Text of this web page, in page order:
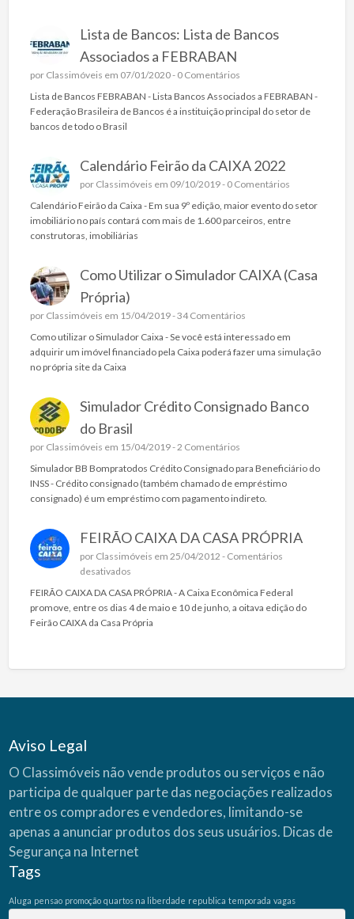
Lista de Bancos: Lista de Bancos
Associados a FEBRABAN
por Classimóveis em 07/01/2020 - 0 Comentários
Lista de Bancos FEBRABAN - Lista Bancos Associados a FEBRABAN -
Federação Brasileira de Bancos é a instituição principal do setor de
bancos de todo o Brasil
Calendário Feirão da CAIXA 2022
por Classimóveis em 09/10/2019 - 0 Comentários
Calendário Feirão da Caixa - Em sua 9º edição, maior evento do setor
imobiliário no país contará com mais de 1.600 parceiros, entre
construtoras, imobiliárias
Como Utilizar o Simulador CAIXA (Casa
Própria)
por Classimóveis em 15/04/2019 -34 Comentários
Como utilizar o Simulador Caixa - Se você está interessado em
adquirir um imóvel financiado pela Caixa poderá fazer uma simulação
no própria site da Caixa
Simulador Crédito Consignado Banco
do Brasil
por Classimóveis em 15/04/2019 - 2 Comentários
Simulador BB Bompratodos Crédito Consignado para Beneficiário do
INSS - Crédito consignado (também chamado de empréstimo
consignado) é um empréstimo com pagamento indireto.
FEIRÃO CAIXA DA CASA PRÓPRIA
por Classimóveis em 25/04/2012 - Comentários
desativados
F
E
A
C
A
A
P
P
FEIRÃO CAIXA DA CASA PRÓPRIA - A Caixa Econômica Federal
promove, entre os dias 4 de maio e 10 de junho, a oitava edição do
Feirão CAIXA da Casa Própria
Aviso Legal
O Classimóveis não vende produtos ou serviços e não
participa de qualquer parte das negociações realizados
entre os compradores e vendedores, limitando-se
apenas a anunciar produtos dos seus usuários. Dicas de
Segurança na Internet
Tags
Aluga pensao promoção quartos na liberdade republica temporada vagas